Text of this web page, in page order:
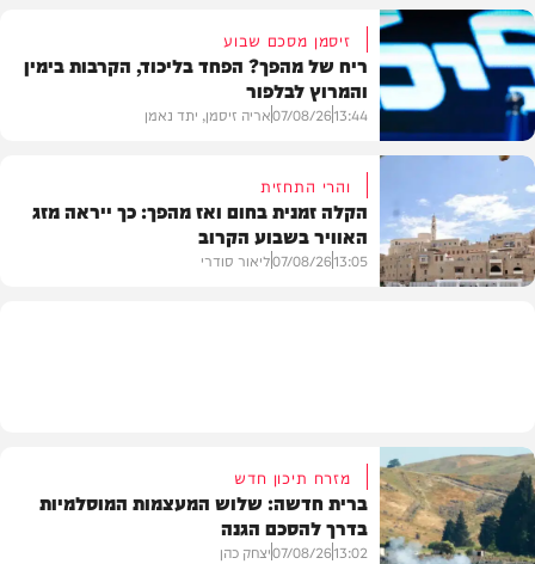
בארץ
פוליטי
זיסמן מסכם שבוע
ריח של מהפך? הפחד בליכוד, הקרבות בימין
והמרוץ לבלפור
13:44
07/08/26אריה זיסמן, יתד נאמן
והרי התחזית
הקלה זמנית בחום ואז מהפך: כך ייראה מזג
האוויר בשבוע הקרוב
13:05
07/08/26ליאור סודרי
מזרח תיכון חדש
ברית חדשה: שלוש המעצמות המוסלמיות
בדרך להסכם הגנה
13:02
07/08/26יצחק כהן